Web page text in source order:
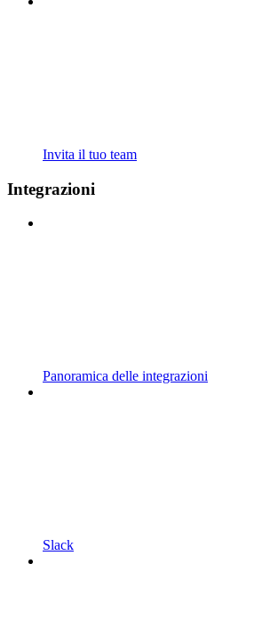
Invita il tuo team
Integrazioni
Panoramica delle integrazioni
Slack